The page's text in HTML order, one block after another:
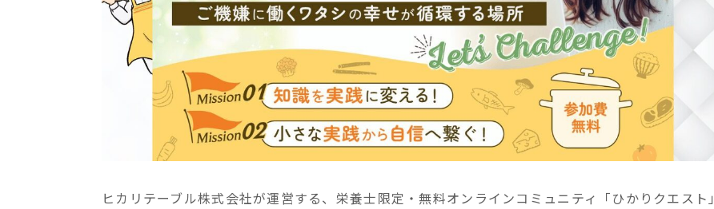
ヒカリテーブル株式会社が運営する、栄養士限定・無料オンラインコミュニティ「ひかりクエスト」